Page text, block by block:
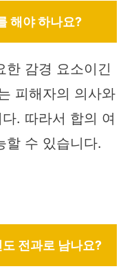
해야 하나요?
한 감경 요소이긴
피해자의 의사와
. 따라서 합의 여
할 수 있습니다.
전과로 남나요?